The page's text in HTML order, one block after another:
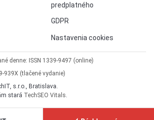
predplatného
GDPR
Nastavenia cookies
denne: ISSN 1339-9497 (online)
939X (tlačené vydanie)
s.r.o., Bratislava.
stará TechSEO Vitals.